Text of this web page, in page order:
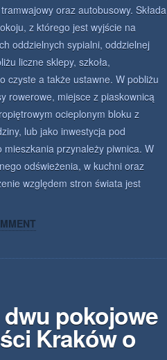
oraz autobusowy. Składa
z którego jest wyjście na
oddzielnych sypialni, oddzielnej
liczne sklepy, szkoła,
czyste a także ustawne. W pobliżu
rowerowe, miejsce z piaskownicą
ocieplonym bloku z
lub jako inwestycja pod
przynależy piwnica. W
odświeżenia, w kuchni oraz
względem stron świata jest
pokojowe
Kraków o